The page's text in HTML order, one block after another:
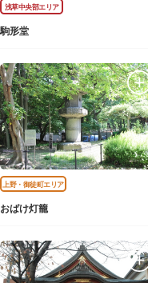
浅草中央部エリア
駒形堂
上野・御徒町エリア
おばけ灯籠